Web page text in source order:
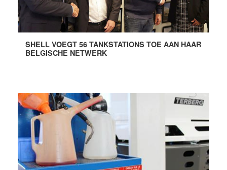
SHELL VOEGT 56 TANKSTATIONS TOE AAN HAAR
BELGISCHE NETWERK